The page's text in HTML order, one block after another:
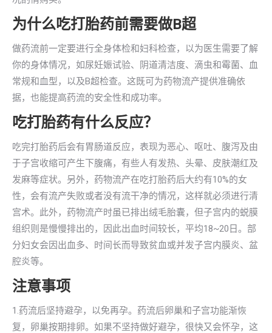
为什么吃打胎药前需要做B超
做药流前一定要进行全身体检和妇科检查，以为医生需要了解
你的身体情况，如尿妊娠试验、阴道清洁度、滴虫和霉菌、血
常规和血型，以及B超检查。这既可为药物流产提供准确依
据，也能提高药流的安全性和成功率。
吃打胎药有什么反应？
吃完打胎药后会有胃肠道反应，表现为恶心、呕吐、腹泻及由
于子宫收缩可产生下腹痛，有些人有发热、头晕、皮肤潮红及
发麻等症状。另外，药物流产在吃打胎药后大约有10%的女
性，会有流产失败或者没有流干净的情况，这样就必须进行清
宫术。此外，药物流产时虽已排出绒毛胎囊，但子宫内的蜕膜
组织则是慢慢排出的，因此出血时间较长，平均18~20日。部
分妇女会因出血多、时间长而导致贫血或并发子宫内膜炎、盆
腔炎等。
注意事项
1.药流后坚持避孕，以免再孕。药流后卵巢和子宫功能渐恢
复，卵巢按期排卵。如果不坚持做好避孕，很快又会怀孕，这